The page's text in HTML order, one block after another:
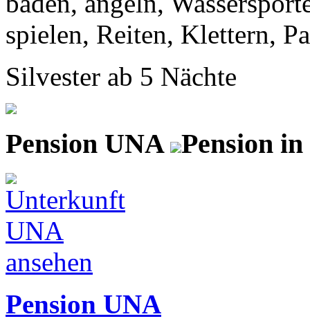
spielen, Reiten, Klettern,
Silvester ab 5 Nächte
Pension UNA Pension
Pension UNA